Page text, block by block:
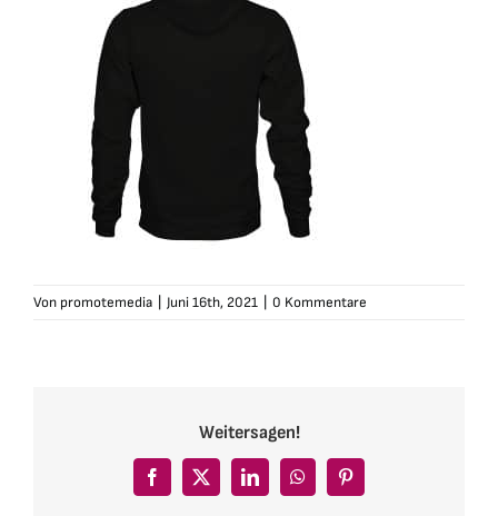
Von promotemedia Juni 16th, 2021 0 Kommentare
Weitersagen!
Facebook
X LinkedInWhatsAppPinterest